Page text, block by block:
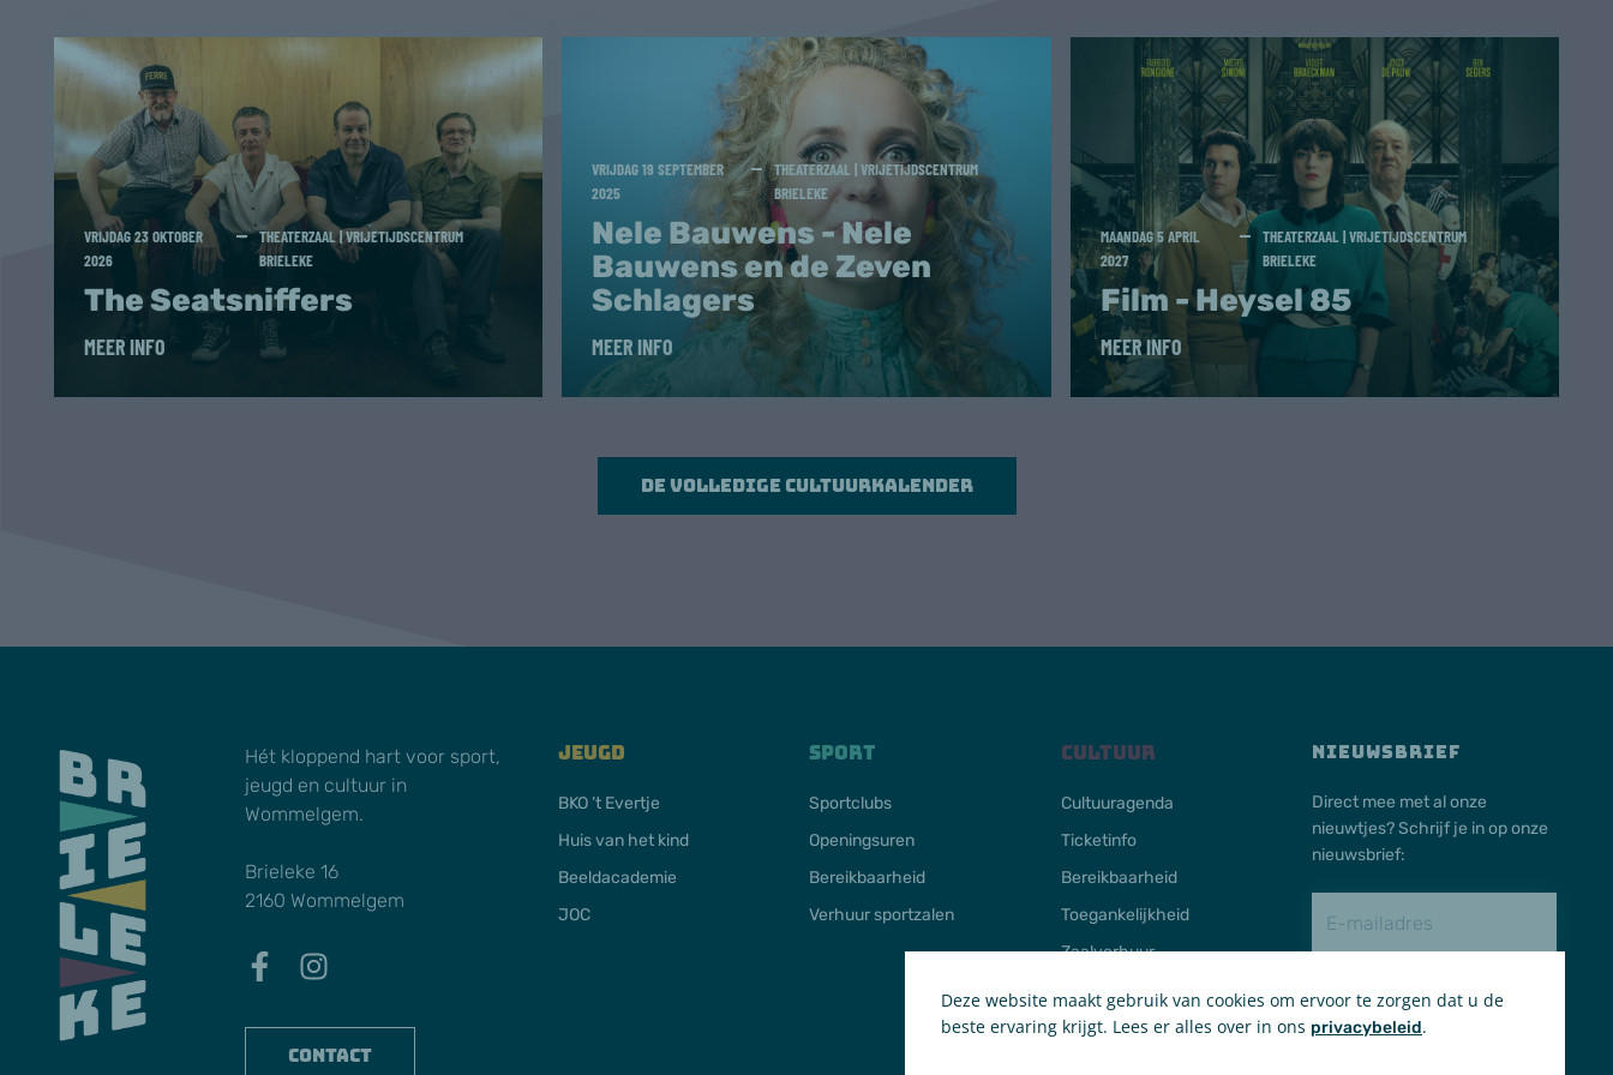
VRIJDAG 23 OKTOBER
2026
THEATERZAAL | VRIJETIJDSCENTRUM
BRIELEKE
The Seatsniffers
MEER INFO
VRIJDAG 19 SEPTEMBER
2025
THEATERZAAL | VRIJETIJDSCENTRUM
BRIELEKE
Nele Bauwens - Nele
Bauwens en de Zeven
Schlagers
MEER INFO
MAANDAG 5 APRIL
2027
THEATERZAAL | VRIJETIJDSCENTRUM
BRIELEKE
Film - Heysel 85
MEER INFO
De volledige cultuurkalender
NIEUWSBRIEF
Direct mee met al onze
nieuwtjes? Schrijf je in op onze
nieuwsbrief:
Schrijf in
Hét kloppend hart voor sport,
jeugd en cultuur in
Wommelgem.
Brieleke 16
2160 Wommelgem
Contact
Jeugd
BKO ’t Evertje
Huis van het kind
Beeldacademie
JOC
Sport
Sportclubs
Openingsuren
Bereikbaarheid
Verhuur sportzalen
Cultuur
Cultuuragenda
Ticketinfo
Bereikbaarheid
Toegankelijkheid
Zaalverhuur
Deze website maakt gebruik van cookies om ervoor te zorgen dat u de
beste ervaring krijgt. Lees er alles over in ons privacybeleid.